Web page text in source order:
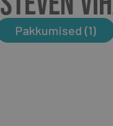
Pakkumised (1)